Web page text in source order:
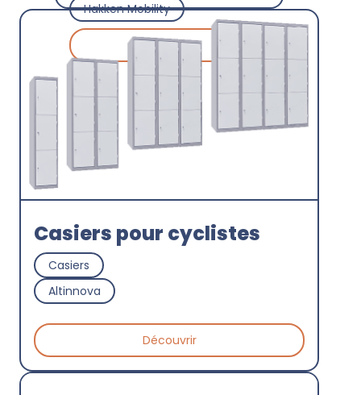
Hakken Mobility
Découvrir
Casiers pour cyclistes
Casiers
Altinnova
Découvrir